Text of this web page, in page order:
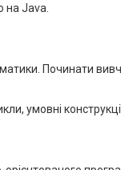
на Java.
Починати
умовні